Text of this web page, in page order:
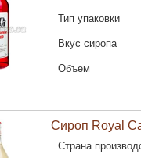
Тип упаковки
Вкус сиропа
Объем
Сироп Royal
Страна